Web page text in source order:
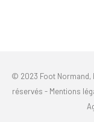
© 2023 Foot Normand,
réservés - Mentions